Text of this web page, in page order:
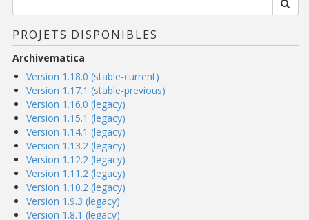
PROJETS DISPONIBLES
Archivematica
Version 1.18.0 (stable-current)
Version 1.17.1 (stable-previous)
Version 1.16.0 (legacy)
Version 1.15.1 (legacy)
Version 1.14.1 (legacy)
Version 1.13.2 (legacy)
Version 1.12.2 (legacy)
Version 1.11.2 (legacy)
Version 1.10.2 (legacy)
Version 1.9.3 (legacy)
Version 1.8.1 (legacy)